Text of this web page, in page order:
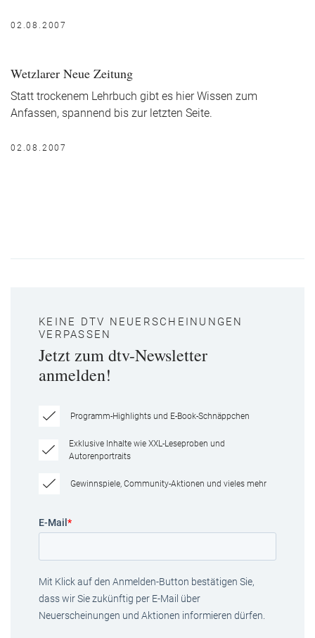
02.08.2007
Wetzlarer Neue Zeitung
Statt trockenem Lehrbuch gibt es hier Wissen zum
Anfassen, spannend bis zur letzten Seite.
02.08.2007
KEINE DTV NEUERSCHEINUNGEN
VERPASSEN
Jetzt zum dtv-Newsletter
anmelden!
Programm-Highlights und E-Book-Schnäppchen
Exklusive Inhalte wie XXL-Leseproben und
Autorenportraits
Gewinnspiele, Community-Aktionen und vieles mehr
E-Mail *
Mit Klick auf den Anmelden-Button bestätigen Sie,
dass wir Sie zukünftig per E-Mail über
Neuerscheinungen und Aktionen informieren dürfen.